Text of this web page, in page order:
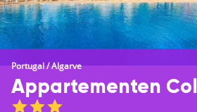
Portugal/Algarve
Appartementen